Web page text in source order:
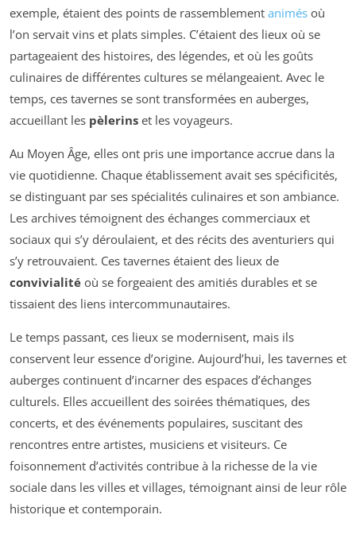
exemple, étaient des points de rassemblement animés où
l’on servait vins et plats simples. C’étaient des lieux où se
partageaient des histoires, des légendes, et où les goûts
culinaires de différentes cultures se mélangeaient. Avec le
temps, ces tavernes se sont transformées en auberges,
accueillant les pèlerins et les voyageurs.
Au Moyen Âge, elles ont pris une importance accrue dans la
vie quotidienne. Chaque établissement avait ses spécificités,
se distinguant par ses spécialités culinaires et son ambiance.
Les archives témoignent des échanges commerciaux et
sociaux qui s’y déroulaient, et des récits des aventuriers qui
s’y retrouvaient. Ces tavernes étaient des lieux de
convivialité où se forgeaient des amitiés durables et se
tissaient des liens intercommunautaires.
Le temps passant, ces lieux se modernisent, mais ils
conservent leur essence d’origine. Aujourd’hui, les tavernes et
auberges continuent d’incarner des espaces d’échanges
culturels. Elles accueillent des soirées thématiques, des
concerts, et des événements populaires, suscitant des
rencontres entre artistes, musiciens et visiteurs. Ce
foisonnement d’activités contribue à la richesse de la vie
sociale dans les villes et villages, témoignant ainsi de leur rôle
historique et contemporain.